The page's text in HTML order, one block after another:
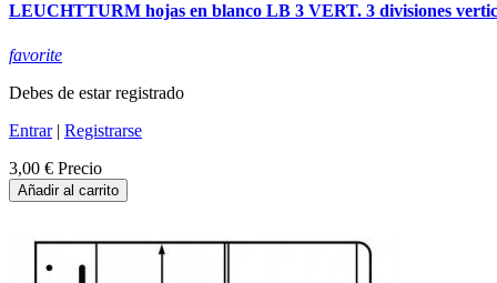
LEUCHTTURM hojas en blanco LB 3 VERT. 3 divisiones
favorite
Debes de estar registrado
Entrar| Registrarse
3,00 € Precio
Añadir al carrito